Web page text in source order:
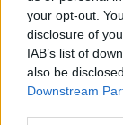
your opt-out.
disclosure of
IAB’s list of
also be
Downstream